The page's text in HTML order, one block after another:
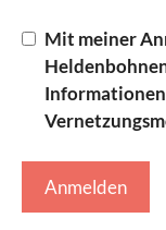
Mit meiner